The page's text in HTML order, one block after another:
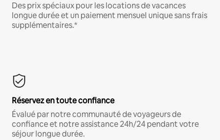
Des prix spéciaux pour les locations de vacances
longue durée et un paiement mensuel unique sans frais
supplémentaires.*
Réservez en toute confiance
Évalué par notre communauté de voyageurs de
confiance et notre assistance 24h/24 pendant votre
séjour longue durée.